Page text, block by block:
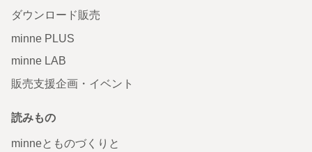
ダウンロード販売
minne PLUS
minne LAB
販売支援企画・イベント
読みもの
minneとものづくりと